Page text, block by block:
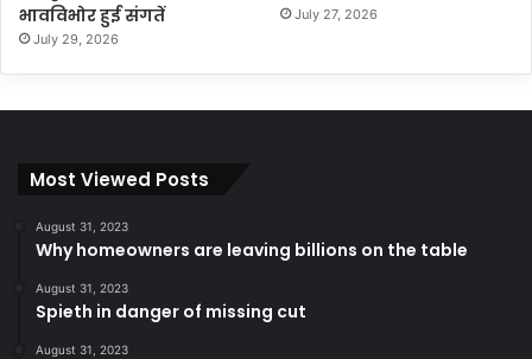
भावविभोर हुई संगतें
July 29, 2026
July 27, 2026
Most Viewed Posts
August 31, 2023
Why homeowners are leaving billions on the table
August 31, 2023
Spieth in danger of missing cut
August 31, 2023